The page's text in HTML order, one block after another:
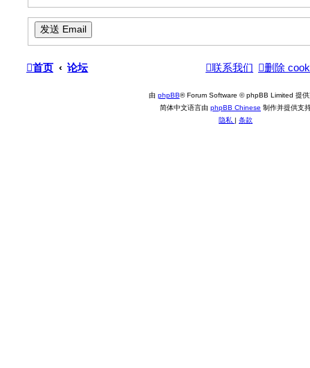
首页 论坛 删除
联系我们
由 phpBB® Forum Software © phpBB Limited 提供
简体中文语言由 phpBB Chinese 制作并提供支
隐私 | 条款